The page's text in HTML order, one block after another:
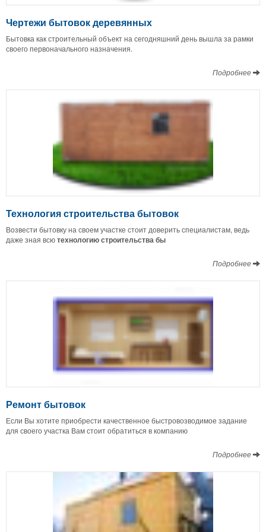
Чертежи бытовок деревянных
Бытовка как строительный объект на сегодняшний день вышла за рамки
своего первоначального назначения.
Подробнее
Технология строительства бытовок
Возвести бытовку на своем участке стоит доверить специалистам, ведь
даже зная всютехнологию строительства бы
Подробнее
Ремонт бытовок
Если Вы хотите приобрести качественное быстровозводимое задание
для своего участка Вам стоит обратиться в компанию
Подробнее